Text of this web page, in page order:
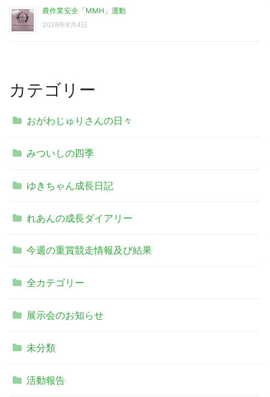
農作業安全「MMH」運動
2026年8月4日
カテゴリー
おがわじゅりさんの日々
みついしの四季
ゆきちゃん成長日記
れあんの成長ダイアリー
今週の重賞競走情報及び結果
全カテゴリー
展示会のお知らせ
未分類
活動報告